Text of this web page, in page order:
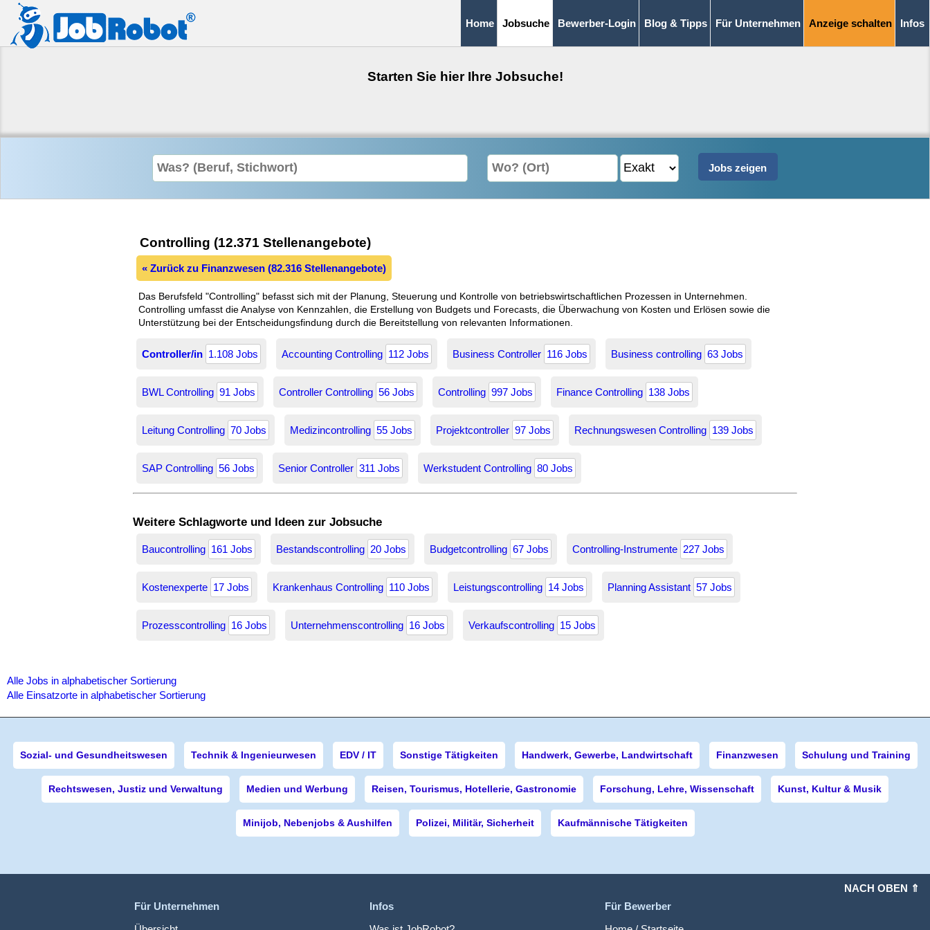
Home Jobsuche Bewerber-Login Blog & Tipps Für Unternehmen Anzeige schalten Infos
Starten Sie hier Ihre Jobsuche!
Controlling (12.371 Stellenangebote)
« Zurück zu Finanzwesen (82.316 Stellenangebote)
Das Berufsfeld "Controlling" befasst sich mit der Planung, Steuerung und Kontrolle von betriebswirtschaftlichen Prozessen in Unternehmen.
Controlling umfasst die Analyse von Kennzahlen, die Erstellung von Budgets und Forecasts, die Überwachung von Kosten und Erlösen sowie die
Unterstützung bei der Entscheidungsfindung durch die Bereitstellung von relevanten Informationen.
Controller/in 1.108 Jobs Accounting Controlling 112 Jobs Business Controller 116 Jobs Business controlling 63 Jobs
BWL Controlling 91 Jobs Controller Controlling 56 Jobs Controlling 997 Jobs Finance Controlling 138 Jobs
Leitung Controlling 70 Jobs Medizincontrolling 55 Jobs Projektcontroller 97 Jobs Rechnungswesen Controlling 139 Jobs
SAP Controlling 56 Jobs Senior Controller 311 Jobs Werkstudent Controlling 80 Jobs
Weitere Schlagworte und Ideen zur Jobsuche
Baucontrolling 161 Jobs Bestandscontrolling 20 Jobs Budgetcontrolling 67 Jobs Controlling-Instrumente 227 Jobs
Kostenexperte 17 Jobs Krankenhaus Controlling 110 Jobs Leistungscontrolling 14 Jobs Planning Assistant 57 Jobs
Prozesscontrolling 16 Jobs Unternehmenscontrolling 16 Jobs Verkaufscontrolling 15 Jobs
Alle Jobs in alphabetischer Sortierung
Alle Einsatzorte in alphabetischer Sortierung
Sozial- und Gesundheitswesen Technik & Ingenieurwesen EDV / IT Sonstige Tätigkeiten Handwerk, Gewerbe, Landwirtschaft Finanzwesen Schulung und Training
Rechtswesen, Justiz und Verwaltung Medien und Werbung Reisen, Tourismus, Hotellerie, Gastronomie Forschung, Lehre, Wissenschaft Kunst, Kultur & Musik
Minijob, Nebenjobs & Aushilfen Polizei, Militär, Sicherheit Kaufmännische Tätigkeiten
NACH OBEN ⇑
Für Unternehmen
Infos
Für Bewerber